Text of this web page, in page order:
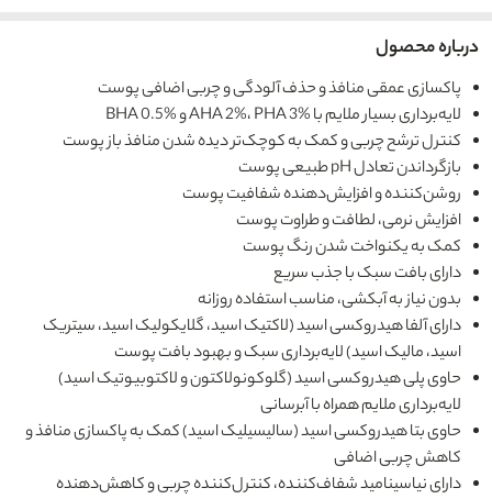
درباره محصول
پاکسازی عمقی منافذ و حذف آلودگی‌ و چربی اضافی پوست
لایه‌برداری بسیار ملایم با AHA 2%، PHA 3% و BHA 0.5%
کنترل ترشح چربی و کمک به کوچک‌تر دیده شدن منافذ باز پوست
بازگرداندن تعادل pH طبیعی پوست
روشن‌کننده و افزایش‌دهنده شفافیت پوست
افزایش نرمی، لطافت و طراوت پوست
کمک به یکنواخت شدن رنگ پوست
دارای بافت سبک با جذب سریع
بدون نیاز به آبکشی، مناسب استفاده روزانه
دارای آلفا هیدروکسی اسید (لاکتیک اسید، گلایکولیک اسید، سیتریک
اسید، مالیک اسید) لایه‌برداری سبک و بهبود بافت پوست
حاوی پلی هیدروکسی اسید (گلوکونولاکتون و لاکتوبیوتیک اسید)
لایه‌برداری ملایم همراه با آبرسانی
حاوی بتا هیدروکسی اسید (سالیسیلیک اسید) کمک به پاکسازی منافذ و
کاهش چربی اضافی
دارای نیاسینامید شفاف‌کننده، کنترل‌کننده چربی و کاهش‌دهنده